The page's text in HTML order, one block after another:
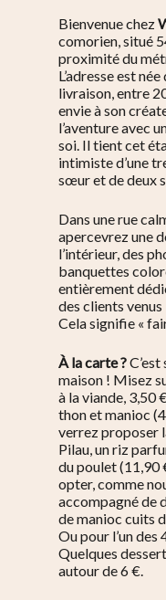
Bienvenue chez
comorien, situé
proximité du
L’adresse est
livraison, entre
envie à son
l’aventure avec
soi. Il tient cet
intimiste d’une
sœur et de deux
Dans une rue
apercevrez une
l’intérieur, des
banquettes
entièrement
des clients
Cela signifie «
À la carte ?
maison ! Misez
à la viande, 3,50
thon et manioc
verrez proposer
Pilau, un riz
du poulet (11,90
opter, comme
accompagné de
de manioc cuits
Ou pour l’un des
Quelques
autour de 6 €.